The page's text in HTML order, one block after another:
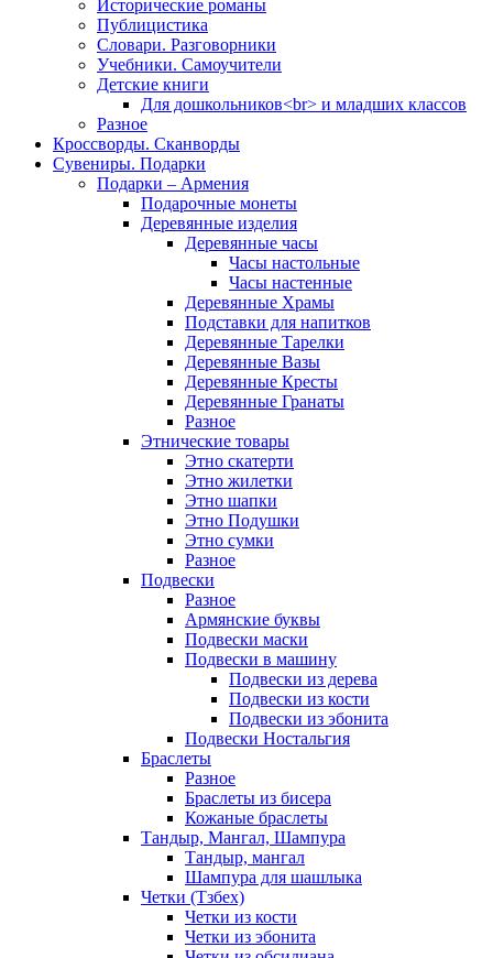
Исторические романы
Публицистика
Словари. Разговорники
Учебники. Самоучители
Детские книги
Для дошкольников<br> и младших классов
Разное
Кроссворды. Сканворды
Сувениры. Подарки
Подарки – Армения
Подарочные монеты
Деревянные изделия
Деревянные часы
Часы настольные
Часы настенные
Деревянные Храмы
Подставки для напитков
Деревянные Тарелки
Деревянные Вазы
Деревянные Кресты
Деревянные Гранаты
Разное
Этнические товары
Этно скатерти
Этно жилетки
Этно шапки
Этно Подушки
Этно сумки
Разное
Подвески
Разное
Армянские буквы
Подвески маски
Подвески в машину
Подвески из дерева
Подвески из кости
Подвески из эбонита
Подвески Ностальгия
Браслеты
Разное
Браслеты из бисера
Кожаные браслеты
Тандыр, Мангал, Шампура
Тандыр, мангал
Шампура для шашлыка
Четки (Тзбех)
Четки из кости
Четки из эбонита